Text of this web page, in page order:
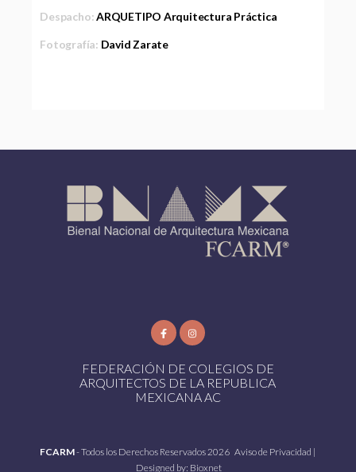
Despacho:ARQUETIPO Arquitectura Práctica
Fotografía: David Zarate
FEDERACIÓN DE COLEGIOS DE
ARQUITECTOS DE LA REPUBLICA
MEXICANA AC
FCARM- Todos los Derechos Reservados 2026Aviso de Privacidad |
Designed by: Bioxnet